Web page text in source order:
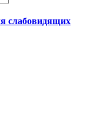
слабовидящих